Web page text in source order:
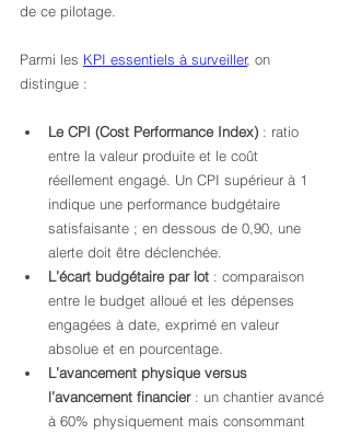
de ce pilotage.
Parmi les KPI essentiels à surveiller, on
distingue :
Le CPI (Cost Performance Index) : ratio
entre la valeur produite et le coût
réellement engagé. Un CPI supérieur à 1
indique une performance budgétaire
satisfaisante ; en dessous de 0,90, une
alerte doit être déclenchée.
L’écart budgétaire par lot : comparaison
entre le budget alloué et les dépenses
engagées à date, exprimé en valeur
absolue et en pourcentage.
L’avancement physique versus
l’avancement financier : un chantier avancé
à 60% physiquement mais consommant